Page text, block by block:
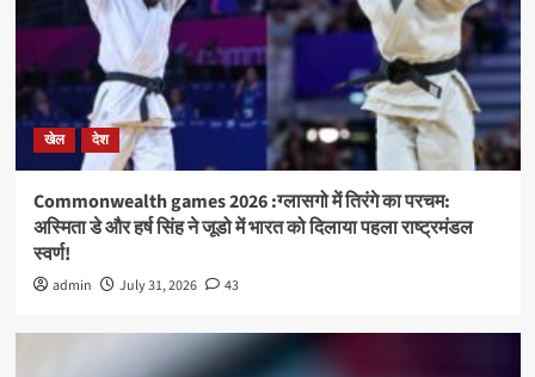
खेल देश
Commonwealth games 2026 :ग्लासगो में तिरंगे का परचम:
अस्मिता डे और हर्ष सिंह ने जूडो में भारत को दिलाया पहला राष्ट्रमंडल
स्वर्ण!
admin July 31, 2026 43